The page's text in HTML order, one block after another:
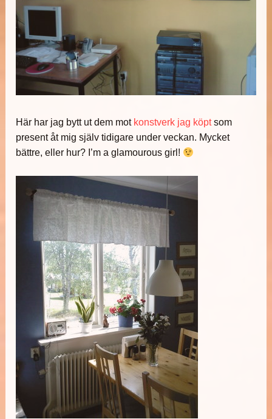
Här har jag bytt ut dem mot konstverk jag köptsom
present åt mig själv tidigare under veckan. Mycket
bättre, eller hur? I’m a glamourous girl!